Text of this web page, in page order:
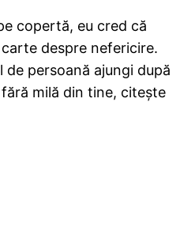
copertă, eu cred că
despre nefericire.
persoană ajungi după
milă din tine, citește